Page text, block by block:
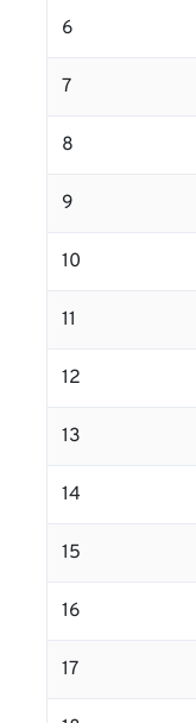
6
7
8
9
10
11
12
13
14
15
16
17